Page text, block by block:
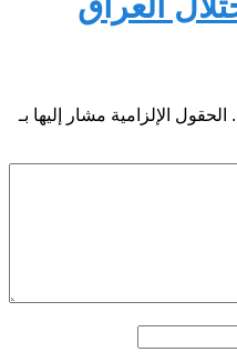
الحقول الإلزامية مشار إليها بـ